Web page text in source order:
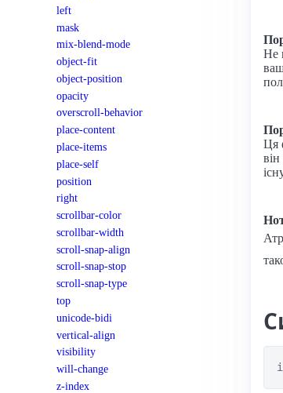
left
mask
mix-blend-mode
object-fit
object-position
opacity
overscroll-behavior
place-content
place-items
place-self
position
right
scrollbar-color
scrollbar-width
scroll-snap-align
scroll-snap-stop
scroll-snap-type
top
unicode-bidi
vertical-align
visibility
will-change
z-index
Не
Ця